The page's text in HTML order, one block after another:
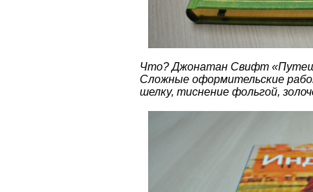
Что? Джонатан Свифт
Сложные оформительские
шелку, тиснение фольгой,